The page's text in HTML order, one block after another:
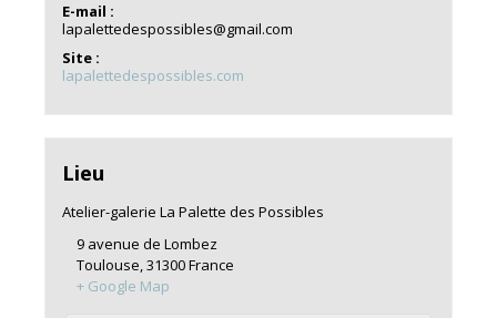
E-mail :
lapalettedespossibles@gmail.com
Site :
lapalettedespossibles.com
Lieu
Atelier-galerie La Palette des Possibles
9 avenue de Lombez
Toulouse,31300France
+ Google Map